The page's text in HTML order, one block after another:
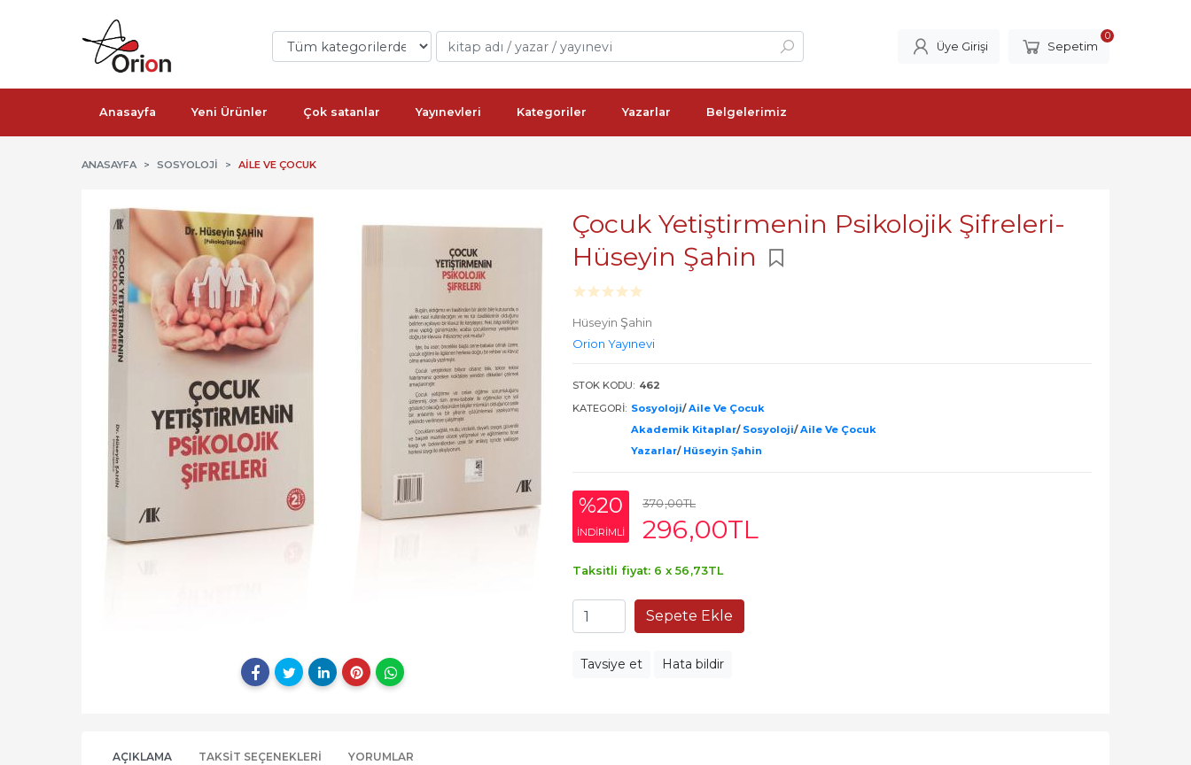
Üye Girişi Sepetim
0
Anasayfa Yeni Ürünler Çok satanlar Yayınevleri Kategoriler Yazarlar Belgelerimiz
ANASAYFA SOSYOLOJI AILE VE ÇOCUK
Çocuk Yetiştirmenin Psikolojik Şifreleri-
Hüseyin Şahin
Hüseyin Şahin
Orion Yayınevi
STOK KODU: 462
KATEGORI: Sosyoloji/Aile Ve Çocuk
Akademik Kitaplar/ Sosyoloji/Aile Ve Çocuk
Yazarlar/ Hüseyin Şahin
%20
INDIRIMLI
370,00TL
296,00TL
Taksitli fiyat: 6 x 56 ,73TL
Sepete Ekle
Tavsiye et Hata bildir
AÇIKLAMA TAKSIT SEÇENEKLERI YORUMLAR